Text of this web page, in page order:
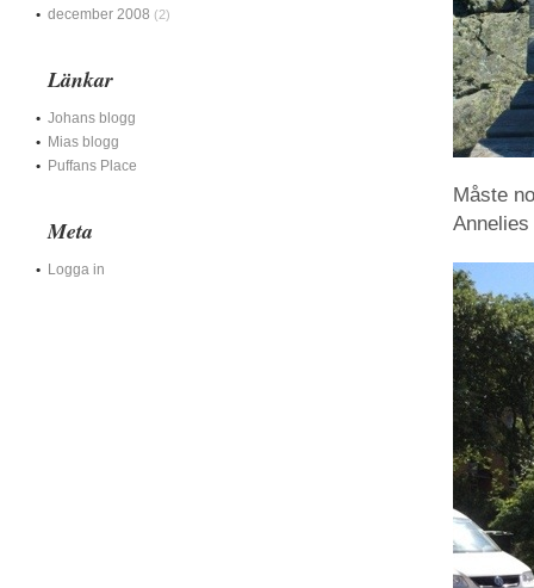
Måste
december 2008 (2)
Länkar
Johans blogg
Mias blogg
Puffans Place
Meta
Logga in